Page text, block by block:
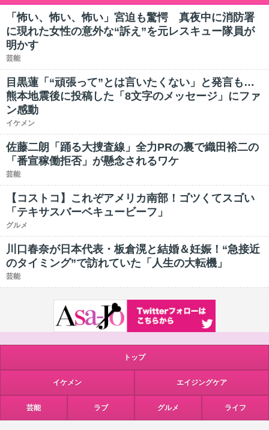
「怖い、怖い、怖い」宮迫も驚愕 真夜中に消防署
に現れた女性の意外な“訴え”を元レスキュー隊員が
明かす
芸能
目黒蓮「“頑張って”とは言いたくない」と発言も…
熊本地震後に投稿した「8文字のメッセージ」にファ
ン感動
イケメン
佐藤二朗「踊る大捜査線」全力PRの裏で織田裕二の
「番宣稼働拒否」が懸念されるワケ
芸能
【コストコ】これぞアメリカ南部！ゴツくてスゴい
「テキサスバーベキュービーフ」
グルメ
川口春奈が日本代表・板倉滉と結婚＆妊娠！“急接近
のタイミング”で訪れていた「人生の大転機」
芸能
トップ
イケメン エイジングケア
芸能 ラブ グルメ ライフ